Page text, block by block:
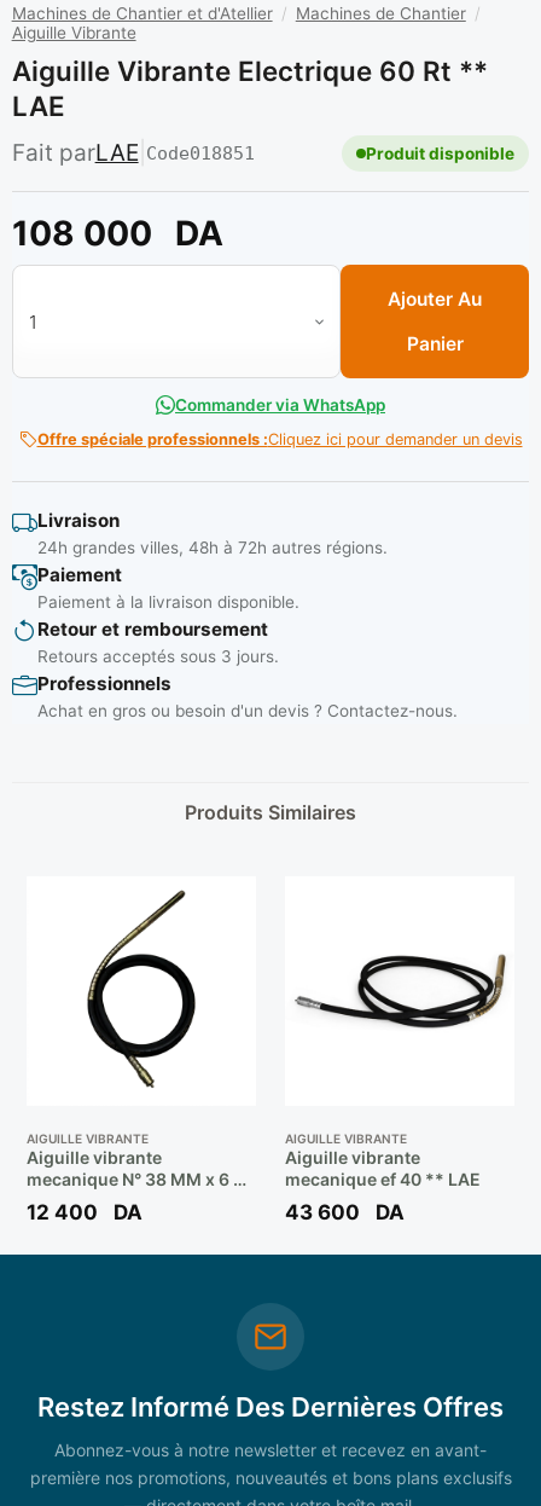
Machines de Chantier et d'Atellier / Machines de Chantier /
Aiguille Vibrante
Aiguille Vibrante Electrique 60 Rt **
LAE
Fait parLAE| Code018851 Produit disponible
108 000 DA
quantité de Aiguille vibrante electrique 60 rt ** LAE
Ajouter Au
Panier
Commander via WhatsApp
Offre spéciale professionnels :Cliquez ici pour demander un devis
Livraison
24h grandes villes, 48h à 72h autres régions.
Paiement
Paiement à la livraison disponible.
Retour et remboursement
Retours acceptés sous 3 jours.
Professionnels
Achat en gros ou besoin d'un devis ? Contactez-nous.
Produits Similaires
AIGUILLE VIBRANTE
Aiguille vibrante
mecanique N° 38 MM x 6 M
Ref: 56023** FIXTOP
12 400 DA
AIGUILLE VIBRANTE
Aiguille vibrante
mecanique ef 40 ** LAE
43 600 DA
Restez Informé Des Dernières Offres
Abonnez-vous à notre newsletter et recevez en avant-
première nos promotions, nouveautés et bons plans exclusifs